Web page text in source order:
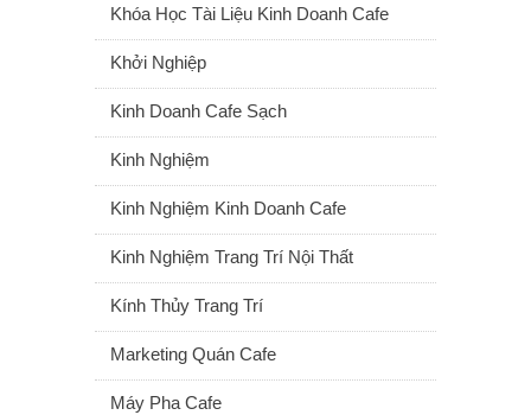
Khóa Học Tài Liệu Kinh Doanh Cafe
Khởi Nghiệp
Kinh Doanh Cafe Sạch
Kinh Nghiệm
Kinh Nghiệm Kinh Doanh Cafe
Kinh Nghiệm Trang Trí Nội Thất
Kính Thủy Trang Trí
Marketing Quán Cafe
Máy Pha Cafe